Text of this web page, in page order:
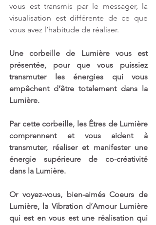
vous est transmis par le messager, la
visualisation est différente de ce que
vous avez l’habitude de réaliser.
Une corbeille de Lumière vous est
présentée, pour que vous puissiez
transmuter les énergies qui vous
empêchent d’être totalement dans la
Lumière.
Par cette corbeille, les Êtres de Lumière
comprennent et vous aident à
transmuter, réaliser et manifester une
énergie supérieure de co-créativité
dans la Lumière.
Or voyez-vous, bien-aimés Coeurs de
Lumière, la Vibration d’Amour Lumière
qui est en vous est une réalisation qui